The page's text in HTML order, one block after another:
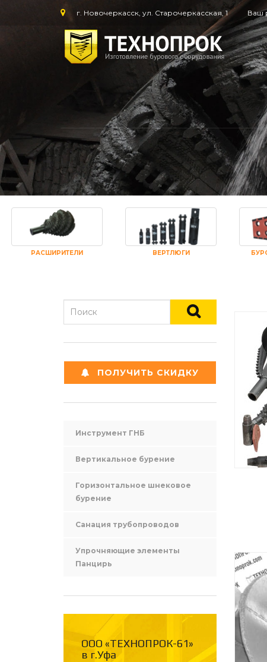
г. Новочеркасск, ул. Старочеркасская, 1 Ваш
РАСШИРИТЕЛИ ВЕРТЛЮГИ
ПОЛУЧИТЬ СКИДКУ
Инструмент ГНБ
Вертикальное бурение
Горизонтальное шнековое
бурение
Санация трубопроводов
Упрочняющие элементы
Панцирь
ООО «ТЕХНОПРОК-61»
в г.Уфа